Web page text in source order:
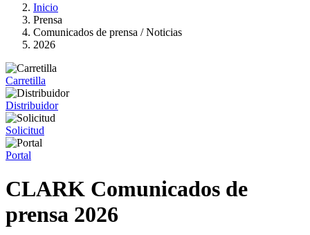
Inicio
Prensa
Comunicados de prensa / Noticias
2026
Carretilla
Distribuidor
Solicitud
Portal
CLARK Comunicados de
prensa 2026